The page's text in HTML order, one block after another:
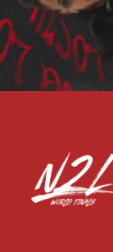
PARTENAIRES